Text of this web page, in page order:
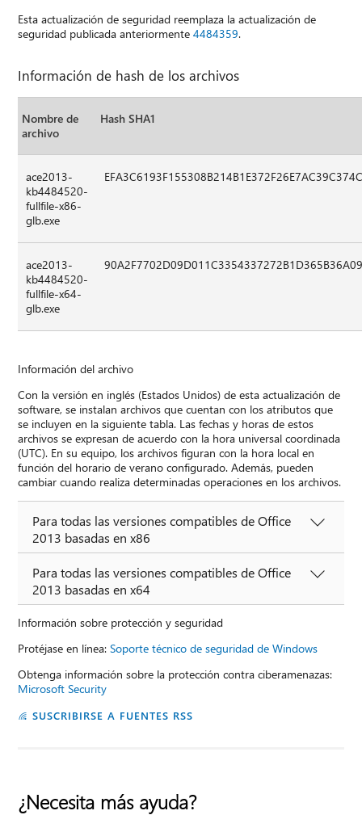
Esta actualización de seguridad reemplaza la actualización de
seguridad publicada anteriormente4484359.
Información de hash de los archivos
Nombre de
archivo
Hash SHA1
ace2013-
kb4484520-
fullfile-x86-
glb.exe
ace2013-
kb4484520-
fullfile-x64-
glb.exe
Información del archivo
Con la versión en inglés (Estados Unidos) de esta actualización de
software, se instalan archivos que cuentan con los atributos que
se incluyen en la siguiente tabla. Las fechas y horas de estos
archivos se expresan de acuerdo con la hora universal coordinada
(UTC). En su equipo, los archivos figuran con la hora local en
función del horario de verano configurado. Además, pueden
cambiar cuando realiza determinadas operaciones en los archivos.
Para todas las versiones compatibles de Office
2013 basadas en x86
Para todas las versiones compatibles de Office
2013 basadas en x64
Información sobre protección y seguridad
Protéjase en línea:Soporte técnico de seguridad de Windows
Obtenga información sobre la protección contra ciberamenazas:
Microsoft Security
SUSCRIBIRSE A FUENTES RSS
¿Necesita más ayuda?